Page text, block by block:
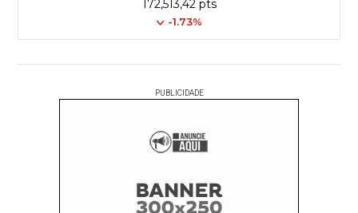
172,513,42 pts
-1.73%
PUBLICIDADE